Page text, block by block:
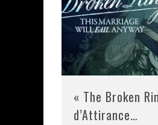
« The Broken
d’Attirance…